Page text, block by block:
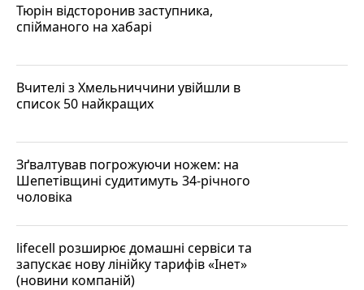
Тюрін відсторонив заступника,
спійманого на хабарі
Вчителі з Хмельниччини увійшли в
список 50 найкращих
Зґвалтував погрожуючи ножем: на
Шепетівщині судитимуть 34-річного
чоловіка
lifecell розширює домашні сервіси та
запускає нову лінійку тарифів «Інет»
(новини компаній)